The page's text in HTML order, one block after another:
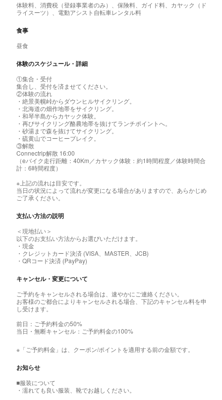
体験料、消費税（登録事業者のみ）、保険料、ガイド料、カヤック（ド
ライスーツ）、電動アシスト自転車レンタル料
食事
昼食
体験のスケジュール・詳細
①集合・受付
集合し、受付を済ませてください。
②体験の流れ
・絶景美幌峠からダウンヒルサイクリング。
・北海道の畑作地帯をサイクリング。
・和琴半島からカヤック体験。
・再びサイクリング酪農地帯を抜けてランチポイントへ。
・砂湯まで森を抜けてサイクリング。
・硫黄山でコーヒーブレイク。
③解散
Connectrip解散 16:00
（eバイク走行距離：40Km／カヤック体験：約1時間程度／体験時間合
計：6時間程度）
※上記の流れは目安です。
当日の状況によって流れが変更になる場合がありますので、あらかじめ
ご了承ください。
支払い方法の説明
＜現地払い＞
以下のお支払い方法からお選びいただけます。
・現金
・クレジットカード決済 (VISA、MASTER、JCB)
・QRコード決済 (PayPay)
キャンセル・変更について
ご予約をキャンセルされる場合は、速やかにご連絡ください。
お客様のご都合によりキャンセルされる場合、下記のキャンセル料を申
し受けます。
前日：ご予約料金の50%
当日・無断キャンセル：ご予約料金の100%
※「ご予約料金」は、クーポン/ポイントを適用する前の金額です。
お知らせ
■服装について
・濡れても良い服装、靴でお越しください。